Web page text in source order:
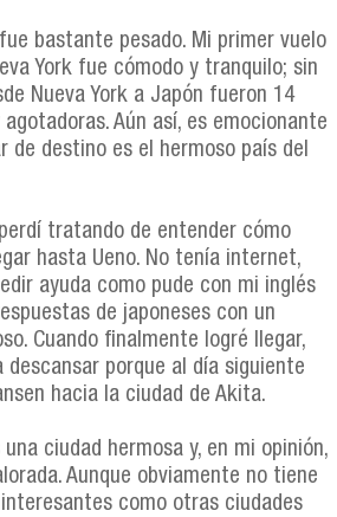
bastante pesado. Mi primer vuelo
York fue cómodo y tranquilo; sin
Nueva York a Japón fueron 14
Aún así, es emocionante
de destino es el hermoso país del
tratando de entender cómo
hasta Ueno. No tenía internet,
ayuda como pude con mi inglés
de japoneses con un
Cuando finalmente logré llegar,
porque al día siguiente
hacia la ciudad de Akita.
una ciudad hermosa y, en mi opinión,
Aunque obviamente no tiene
como otras ciudades